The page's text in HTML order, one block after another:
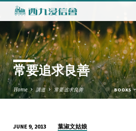
常要追求良善
Home 講道 常要追求良善 BOOKS
JUNE 9, 2013 葉淑文姑娘